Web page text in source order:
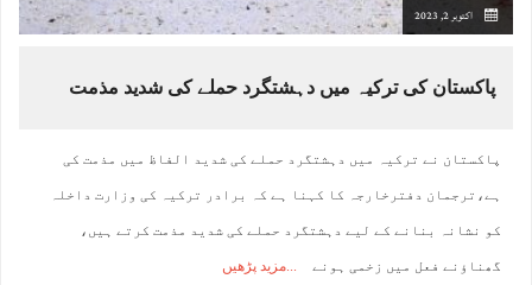
اکتوبر 2, 2023
پاکستان کی ترکیہ میں دہشتگرد حملے کی شدید مذمت
پاکستان نے ترکیہ میں دہشتگرد حملے کی شدید الفاظ میں مذمت کی
ہے،ترجمان دفترخارجہ کا کہنا ہے کہ برادر ترکیہ کی وزارت داخلہ
کو نشانہ بنانے کے لیے دہشتگرد حملے کی شدید مذمت کرتے ہیں،
گھناؤنے فعل میں زخمی ہونے مزید پڑھیں